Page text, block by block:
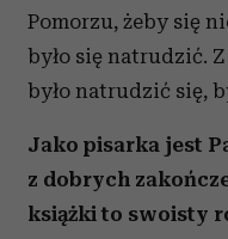
Pomorzu, żeby się
było się natrudzić.
było natrudzić się,
Jako pisarka jest
z dobrych
książki to swoisty